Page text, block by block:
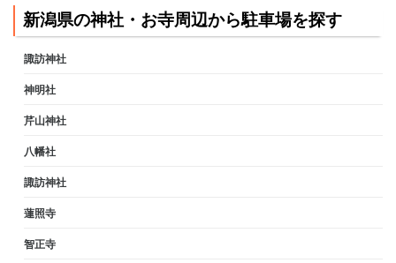
新潟県の神社・お寺周辺から駐車場を探す
諏訪神社
神明社
芹山神社
八幡社
諏訪神社
蓮照寺
智正寺